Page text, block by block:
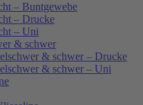
– Buntgewebe
– Drucke
– Uni
& schwer
& schwer – Drucke
& schwer – Uni